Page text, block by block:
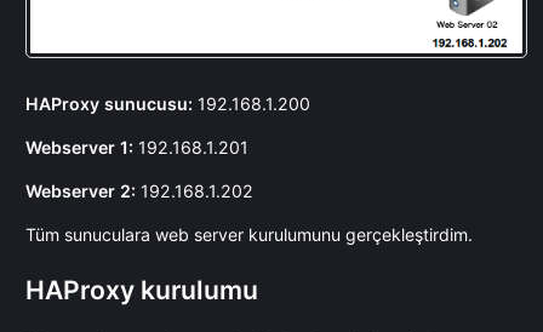
HAProxy sunucusu: 192.168.1.200
Webserver 1: 192.168.1.201
Webserver 2: 192.168.1.202
Tüm sunuculara web server kurulumunu gerçekleştirdim.
HAProxy kurulumu